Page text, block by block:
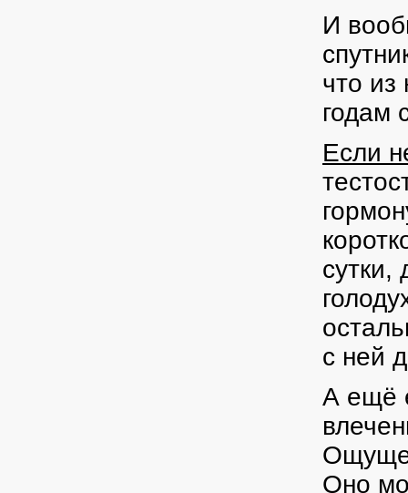
И
что из
годам
Если
сутки,
с ней
А ещё
Оно